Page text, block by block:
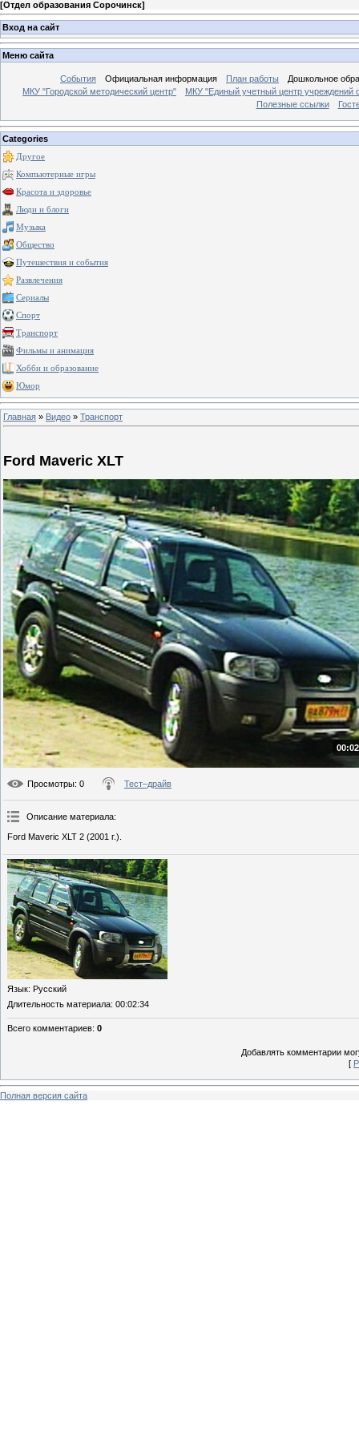
[Отдел образования Сорочинск]
Вход на сайт
Меню сайта
События Официальная информация План работы
Дошкольное
МКУ "Городской методический центр"
МКУ "Единый учетный центр учреждений
Полезные ссылки
Categories
Другое
Компьютерные игры
Красота и здоровье
Люди и блоги
Музыка
Общество
Путешествия и события
Развлечения
Сериалы
Спорт
Транспорт
Фильмы и анимация
Хобби и образование
Юмор
Главная » Видео » Транспорт
Ford Maveric XLT
Просмотры: 0 Тест–драйв
Описание материала:
Ford Maveric XLT 2 (2001 г.).
Язык: Русский
Длительность материала: 00:02:34
Всего комментариев: 0
Добавлять комментарии
[
Полная версия сайта